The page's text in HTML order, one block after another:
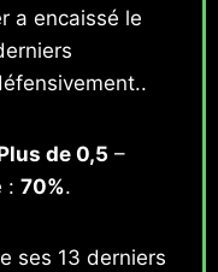
a encaissé le
de 0,5 –
: 70%.
ses 13 derniers